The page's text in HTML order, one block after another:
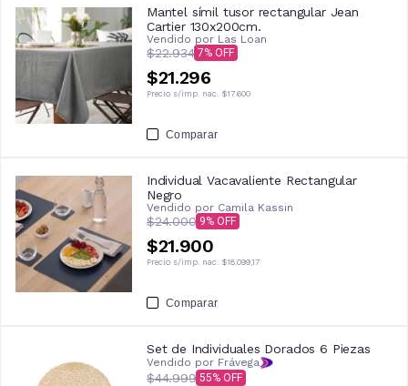
Mantel símil tusor rectangular Jean
Cartier 130x200cm.
Vendido por Las Loan
$22.934 7
$21.296
Precio s/imp. nac. $17.600
Comparar
Individual Vacavaliente Rectangular
Negro
Vendido por Camila Kassin
$24.000 9
$21.900
Precio s/imp. nac. $18.099,17
Comparar
Set de Individuales Dorados 6 Piezas
Vendido por Frávega
$44.999 55